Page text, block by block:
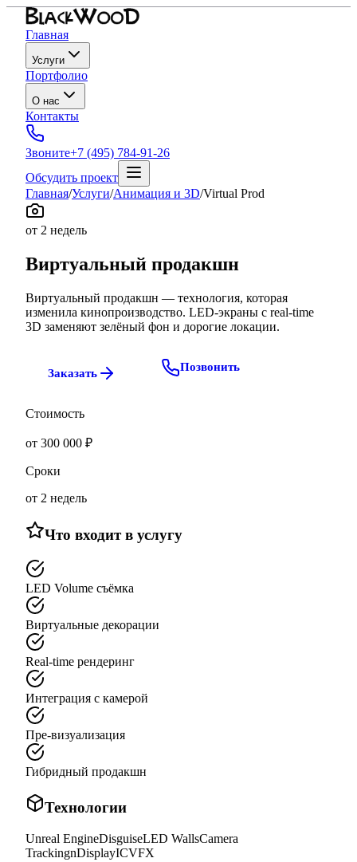
Главная
Услуги
Портфолио
О нас
Контакты
Звоните+7 (495) 784-91-26
Обсудить проект
Главная/Услуги/Анимация и 3D/Virtual Prod
от 2 недель
Виртуальный продакшн
Виртуальный продакшн — технология, которая
изменила кинопроизводство. LED-экраны с real-time
3D заменяют зелёный фон и дорогие локации.
Заказать Позвонить
Стоимость
от 300 000 ₽
Сроки
от 2 недель
Что входит в услугу
LED Volume съёмка
Виртуальные декорации
Real-time рендеринг
Интеграция с камерой
Пре-визуализация
Гибридный продакшн
Технологии
Unreal EngineDisguiseLED WallsCamera
TrackingnDisplayICVFX